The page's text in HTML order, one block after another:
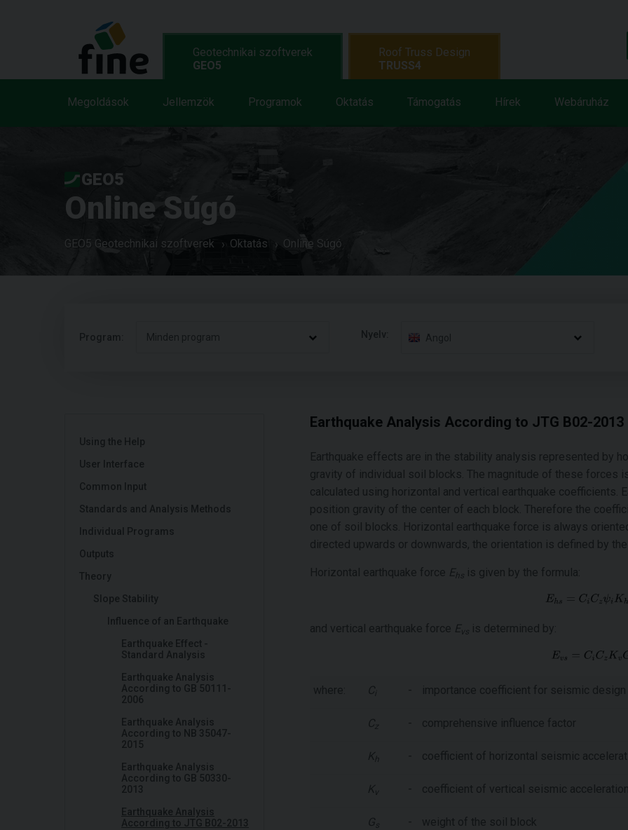
Geotechnikai szoftverek
GEO5
Megoldások Jellemzök Programok Oktatás Támogatás Hírek Webáruház
Roof Truss Design
TRUSS4
GEO5
Online Súgó
GEO5 Geotechnikai szoftverek Oktatás Online Súgó
Program: Minden program Nyelv: Angol
Using the Help
User Interface
Common Input
Standards and Analysis Methods
Individual Programs
Outputs
Theory
Slope Stability
Influence of an Earthquake
Earthquake Effect -
Standard Analysis
Earthquake Analysis
According to GB 50111-
2006
Earthquake Analysis
According to NB 35047-
2015
Earthquake Analysis
According to GB 50330-
2013
Earthquake Analysis
According to JTG B02-2013
Earthquake Analysis According to JTG B02-2013
Earthquake effects are in the stability analysis represented by
gravity of individual soil blocks. The magnitude of these forces
calculated using horizontal and vertical earthquake coefficients.
position gravity of the center of each block. Therefore the
one of soil blocks. Horizontal earthquake force is always
directed upwards or downwards, the orientation is defined by
Horizontal earthquake force Ehs is given by the formula:
and vertical earthquake force E vs is determined by:
where: C - importance coefficient for seismic design
Cz - comprehensive influence factor
K - coefficient of horizontal seismic
Kv - coefficient of vertical seismic acceleration
G s - weight of the soil block